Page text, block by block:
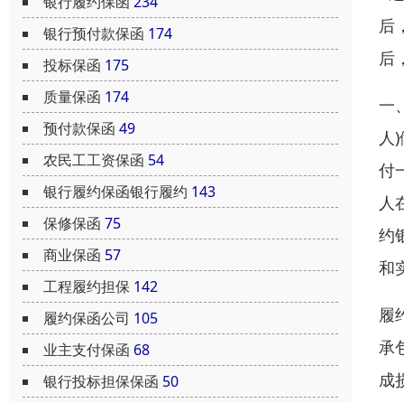
银行预付款保函 174
投标保函 175
质量保函 174
预付款保函 49
农民工工资保函 54
银行履约保函银行履约 143
保修保函 75
商业保函 57
工程履约担保 142
履约保函公司 105
业主支付保函 68
银行投标担保保函 50
后
后
一
人
付
人
约
和
履
承
成